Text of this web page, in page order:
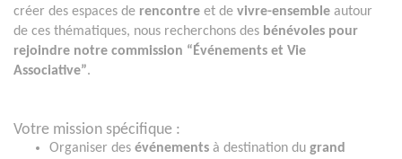
créer des espaces de rencontre et de vivre-ensemble autour
de ces thématiques, nous recherchons des bénévoles pour
rejoindre notre commission “Événements et Vie
Associative”.
Votre mission spécifique :
Organiser des événements à destination du grand